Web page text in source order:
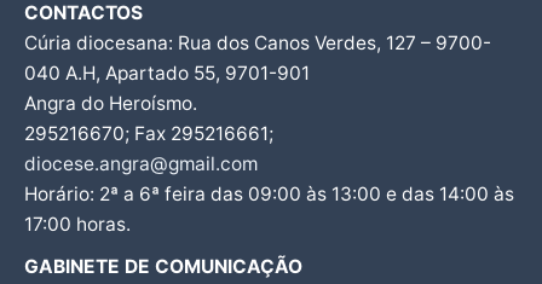
CONTACTOS
Cúria diocesana: Rua dos Canos Verdes, 127 – 9700-
040 A.H, Apartado 55, 9701-901
Angra do Heroísmo.
295216670; Fax 295216661;
diocese.angra@gmail.com
Horário: 2ª a 6ª feira das 09:00 às 13:00 e das 14:00 às
17:00 horas.
GABINETE DE COMUNICAÇÃO